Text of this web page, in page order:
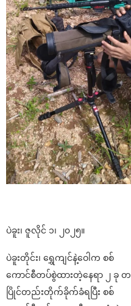
ပဲခူး၊ ဇူလိုင် ၁၊ ၂၀၂၅။
ပဲခူးတိုင်း၊ ရွှေကျင်နဲ့ဝေါက စစ်
ကောင်စီတပ်စွဲထားတဲ့နေရာ ၂ ခု တ
ပြိုင်တည်းတိုက်ခိုက်ခံရပြီး စစ်